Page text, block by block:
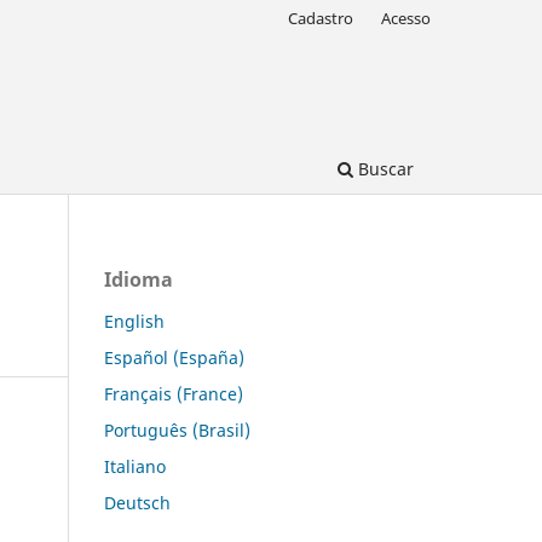
Buscar
Cadastro Acesso
Idioma
English
Español (España)
Français (France)
Português (Brasil)
Italiano
Deutsch